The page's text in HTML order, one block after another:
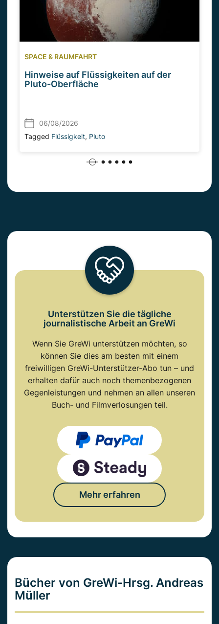
SPACE & RAUMFAHRT
Hinweise auf Flüssigkeiten auf der
Pluto-Oberfläche
06/08/2026
Tagged Flüssigkeit, Pluto
Unterstützen Sie die tägliche
journalistische Arbeit an GreWi
Wenn Sie GreWi unterstützen möchten, so
können Sie dies am besten mit einem
freiwilligen GreWi-Unterstützer-Abo tun – und
erhalten dafür auch noch themenbezogenen
Gegenleistungen und nehmen an allen unseren
Buch- und Filmverlosungen teil.
Mehr erfahren
Bücher von GreWi-Hrsg. Andreas
Müller